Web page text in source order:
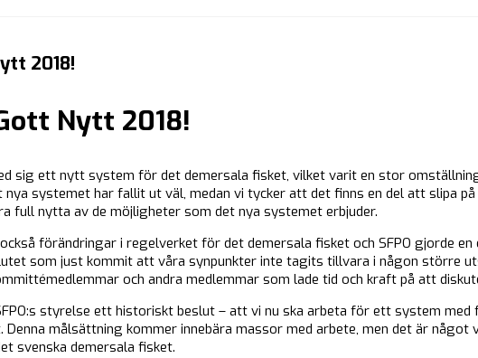
2018!
Nytt 2018!
sig ett nytt system för det demersala fisket, vilket varit en stor
systemet har fallit ut väl, medan vi tycker att det finns en del att slipa
full nytta av de möjligheter som det nya systemet erbjuder.
förändringar i regelverket för det demersala fisket och SFPO gjorde
som just kommit att våra synpunkter inte tagits tillvara i någon större
och andra medlemmar som lade tid och kraft på att
styrelse ett historiskt beslut – att vi nu ska arbeta för ett system
Denna målsättning kommer innebära massor med arbete, men det är
svenska demersala fisket.